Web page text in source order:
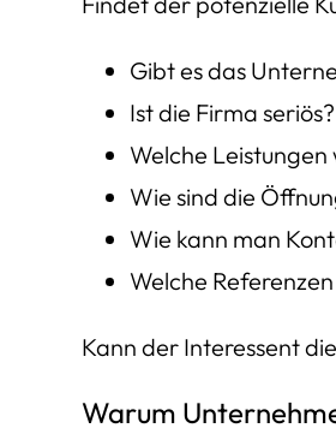
Gibt es das
Ist die Firma seriös?
Welche
Wie sind die
Wie kann man
Welche
Kann der Interessent
Warum